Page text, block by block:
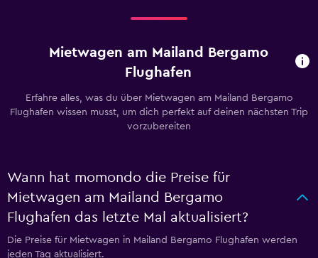
Mietwagen am Mailand Bergamo
Flughafen
Erfahre alles, was du über Mietwagen am Mailand Bergamo
Flughafen wissen musst, um dich perfekt auf deinen nächsten Trip
vorzubereiten
Wann hat momondo die Preise für
Mietwagen am Mailand Bergamo
Flughafen das letzte Mal aktualisiert?
Die Preise für Mietwagen in Mailand Bergamo Flughafen werden
jeden Tag aktualisiert.